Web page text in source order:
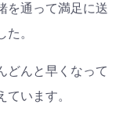
を通って満足に送
。
どんと早くなって
います。